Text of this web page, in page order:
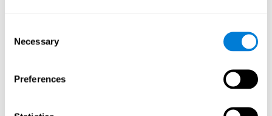
Selection
Necessary
Preferences
如果我不訓練認知能力會發生什麼？
連結。如果某種特定的認知能力不被頻繁使用，大腦就無法為該
神經活化模式提供資源，因此它會變得越來越弱。 這使得我們無